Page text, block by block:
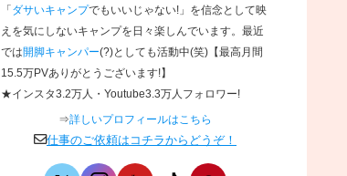
「 ダサいキャンプでもいいじゃない!」を信念として映
えを気にしないキャンプを日々楽しんでいます。最近
では開脚キャンパー(?)としても活動中(笑)【最高月間
15.5万PVありがとうございます!】
★インスタ3.2万人・Youtube3.3万人フォロワー!
⇒詳しいプロフィールはこちら
仕事のご依頼はコチラからどうぞ！